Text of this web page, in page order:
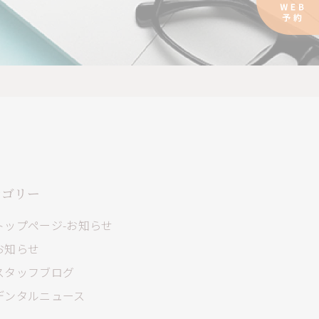
リー
ップページ-お知らせ
知らせ
タッフブログ
ンタルニュース